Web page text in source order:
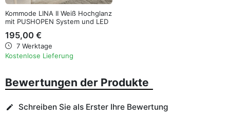
Kommode LINA II Weiß Hochglanz
mit PUSHOPEN System und LED
195,00 €
7 Werktage
Kostenlose Lieferung
Bewertungen der Produkte
edit Schreiben Sie als Erster Ihre Bewertung